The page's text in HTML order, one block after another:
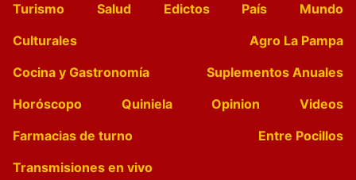
Turismo
Salud Edictos País
Mundo
Culturales
Agro La Pampa
Cocina y Gastronomía
Suplementos Anuales
Horóscopo
Quiniela Opinion
Videos
Farmacias de turno
Entre Pocillos
Transmisiones en vivo